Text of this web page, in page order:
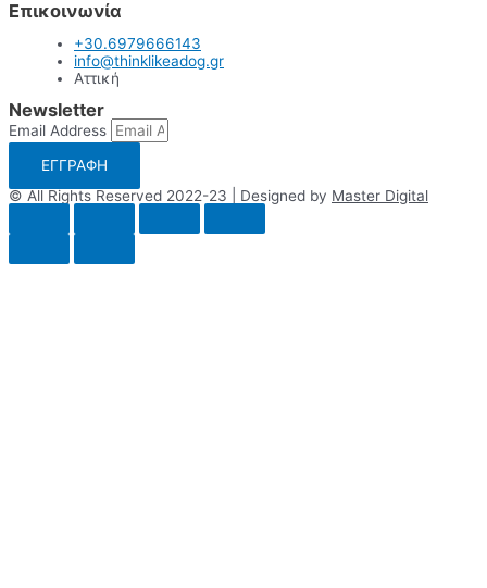
Επικοινωνία
+30.6979666143
info@thinklikeadog.gr
Αττική
Newsletter
Email Address
ΕΓΓΡΑΦΗ
© All Rights Reserved 2022-23 | Designed by Master Digital